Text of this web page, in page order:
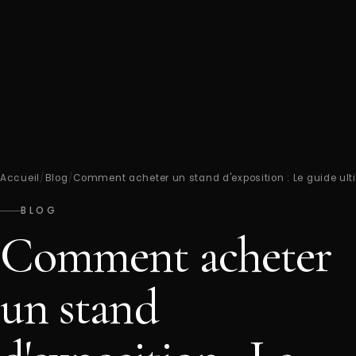
Accueil/ Blog/Comment acheter un stand d'exposition : Le guide
BLOG
Comment acheter
un stand